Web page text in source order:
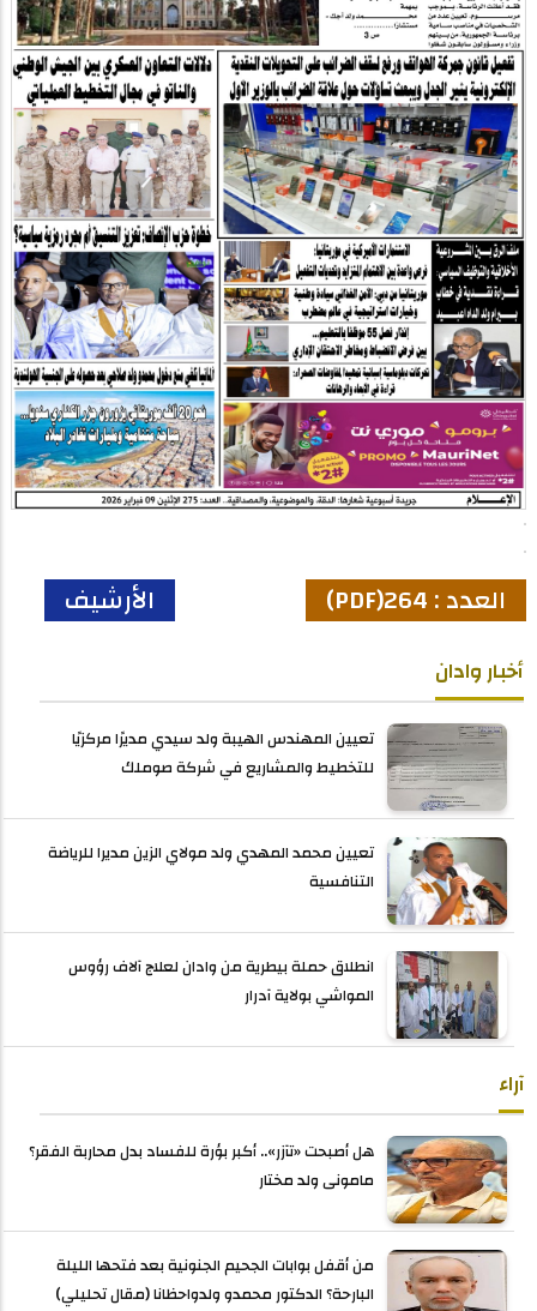
العدد : 264(PDF) الأرشيف
أخبار وادان
تعيين المهندس الهيبة ولد سيدي مديرًا مركزيًا
للتخطيط والمشاريع في شركة صوملك
تعيين محمد المهدي ولد مولاي الزين مديرا للرياضة
التنافسية
انطلاق حملة بيطرية من وادان لعلاج آلاف رؤوس
المواشي بولاية آدرار
آراء
هل أصبحت «تآزر».. أكبر بؤرة للفساد بدل محاربة الفقر؟
مامونى ولد مختار
من أقفل بوابات الجحيم الجنونية بعد فتحها الليلة
البارحة؟ الدكتور محمدو ولدواحظانا (مقال تحليلي)